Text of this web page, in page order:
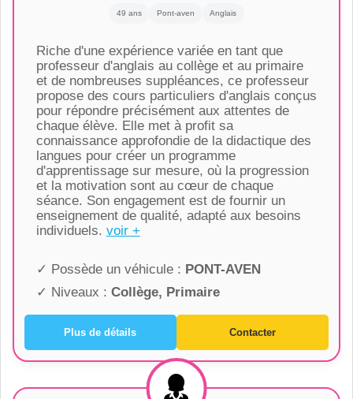
49 ans Pont-aven Anglais
Riche d'une expérience variée en tant que
professeur d'anglais au collège et au primaire
et de nombreuses suppléances, ce professeur
propose des cours particuliers d'anglais conçus
pour répondre précisément aux attentes de
chaque élève. Elle met à profit sa
connaissance approfondie de la didactique des
langues pour créer un programme
d'apprentissage sur mesure, où la progression
et la motivation sont au cœur de chaque
séance. Son engagement est de fournir un
enseignement de qualité, adapté aux besoins
individuels. voir +
✓ Possède un véhicule : PONT-AVEN
✓ Niveaux : Collège, Primaire
Plus de détails Contacter